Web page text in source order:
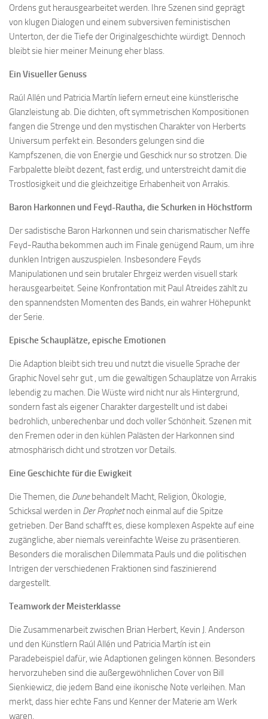
Ordens gut herausgearbeitet werden. Ihre Szenen sind geprägt
von klugen Dialogen und einem subversiven feministischen
Unterton, der die Tiefe der Originalgeschichte würdigt. Dennoch
bleibt sie hier meiner Meinung eher blass.
Ein Visueller Genuss
Raúl Allén und Patricia Martín liefern erneut eine künstlerische
Glanzleistung ab. Die dichten, oft symmetrischen Kompositionen
fangen die Strenge und den mystischen Charakter von Herberts
Universum perfekt ein. Besonders gelungen sind die
Kampfszenen, die von Energie und Geschick nur so strotzen. Die
Farbpalette bleibt dezent, fast erdig, und unterstreicht damit die
Trostlosigkeit und die gleichzeitige Erhabenheit von Arrakis.
Baron Harkonnen und Feyd-Rautha, die Schurken in Höchstform
Der sadistische Baron Harkonnen und sein charismatischer Neffe
Feyd-Rautha bekommen auch im Finale genügend Raum, um ihre
dunklen Intrigen auszuspielen. Insbesondere Feyds
Manipulationen und sein brutaler Ehrgeiz werden visuell stark
herausgearbeitet. Seine Konfrontation mit Paul Atreides zählt zu
den spannendsten Momenten des Bands, ein wahrer Höhepunkt
der Serie.
Epische Schauplätze, epische Emotionen
Die Adaption bleibt sich treu und nutzt die visuelle Sprache der
Graphic Novel sehr gut , um die gewaltigen Schauplätze von Arrakis
lebendig zu machen. Die Wüste wird nicht nur als Hintergrund,
sondern fast als eigener Charakter dargestellt und ist dabei
bedrohlich, unberechenbar und doch voller Schönheit. Szenen mit
den Fremen oder in den kühlen Palästen der Harkonnen sind
atmosphärisch dicht und strotzen vor Details.
Eine Geschichte für die Ewigkeit
Die Themen, die Dunebehandelt Macht, Religion, Ökologie,
Schicksal werden in Der Prophetnoch einmal auf die Spitze
getrieben. Der Band schafft es, diese komplexen Aspekte auf eine
zugängliche, aber niemals vereinfachte Weise zu präsentieren.
Besonders die moralischen Dilemmata Pauls und die politischen
Intrigen der verschiedenen Fraktionen sind faszinierend
dargestellt.
Teamwork der Meisterklasse
Die Zusammenarbeit zwischen Brian Herbert, Kevin J. Anderson
und den Künstlern Raúl Allén und Patricia Martín ist ein
Paradebeispiel dafür, wie Adaptionen gelingen können. Besonders
hervorzuheben sind die außergewöhnlichen Cover von Bill
Sienkiewicz, die jedem Band eine ikonische Note verleihen. Man
merkt, dass hier echte Fans und Kenner der Materie am Werk
waren.